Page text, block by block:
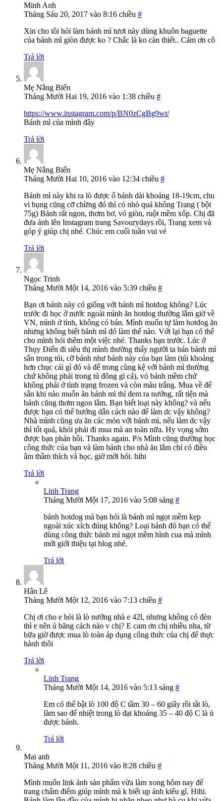
Minh Anh
Tháng Sáu 20, 2017 vào 8:16 chiều #
Xin cho tôi hỏi làm bánh mì tươi này dùng khuôn baguette
của bánh mì giòn được ko ? Chắc là ko càn thiết.. Cám ơn cô
Trả lời
Mẹ Nắng Biển
Tháng Mười Hai 19, 2016 vào 1:38 chiều #
https://www.instagram.com/p/BN0zCgBg9wt/
Bánh mì của mình đây
Trả lời
Mẹ Nắng Biển
Tháng Mười Hai 10, 2016 vào 12:34 chiều #
Bánh mì này khi ra lò được ổ bánh dài khoảng 18-19cm, chu
vi bụng cũng cỡ chừng đó thì có nhỏ quá không Trang ( bột
75g) Bánh rất ngon, thơm bơ, vỏ giòn, ruột mềm xốp. Chị đã
đưa ảnh lên Instagram trang Savourydays rồi, Trang xem và
góp ý giúp chị nhé. Chúc em cuối tuần vui vẻ
Trả lời
Ngọc Trinh
Tháng Mười Một 14, 2016 vào 5:39 chiều #
Bạn ơi bánh này có giống với bánh mì hotdog không? Lúc
trước đi học ở nước ngoài mình ăn hotdog thường lắm giờ về
VN, mình ở tỉnh, không có bán. Mình muốn tự làm hotdog ăn
nhưng không biết bánh mì đó làm thế nào. Với lại bạn có thể
cho mình hỏi thêm một việc nhé. Thanks bạn trước. Lúc ở
Thụy Điển đi siêu thị mình thường thấy người ta bán bánh mì
sẵn trong túi, cỡ bánh như bánh này của bạn làm (túi khoảng
hơn chục cái gì đó và để trong cùng kệ với bánh mì thường
chứ không phải trong tủ đông gì cả), vỏ bánh mềm chứ
không phải ở tình trạng frozen và còn màu trắng. Mua về để
sẵn khi nào muốn ăn bánh mì thì đem ra nướng, rất tiện mà
bánh cũng thơm ngon lắm. Bạn biết loại này không? và nếu
được bạn có thể hướng dẫn cách nào để làm dc vậy không?
Nhà mình cũng ưa ăn các món với bánh mì, nếu làm dc vậy
thì tốt quá, khỏi phải đi mua mà an toàn nữa. Hy vọng sớm
được bạn phản hồi. Thanks again. P/s Mình cũng thường học
công thức của bạn và làm bánh cho nhà ăn lắm chỉ có điều
âm thầm thích và học, giờ mới hỏi. hihi
Trả lời
Linh Trang
Tháng Mười Một 17, 2016 vào 5:08 sáng #
bánh hotdog mà bạn hỏi là bánh mì ngọt mềm kẹp
ngoài xúc xích đúng không? Loại bánh đó bạn có thể
dùng công thức bánh mì ngọt mềm hình cua mà mình
mới giới thiệu tại blog nhé.
Trả lời
Hân Lê
Tháng Mười Một 12, 2016 vào 7:13 chiều #
Chị ơi cho e hỏi là lò nướng nhà e 42l, nhưng không có đèn
thì e nên ủ băng cách nào v chị? E cam ơn chị nhiều nha, từ
bữa giờ được mua lò toàn áp dụng công thức của chị để thực
hành thôi
Trả lời
Linh Trang
Tháng Mười Một 14, 2016 vào 5:13 sáng #
Em có thể bật lò 100 độ C tầm 30 – 60 giây rồi tắt lò,
làm sao để nhiệt trong lò đạt khoảng 35 – 40 độ C là ủ
được bánh.
Trả lời
Mai anh
Tháng Mười Một 11, 2016 vào 8:28 chiều #
Mình muốn link ảnh sản phẩm vừa làm xong hôm nay để
trang chấm điểm giúp mình mà k biết up ảnh kiểu gì. Hihi.